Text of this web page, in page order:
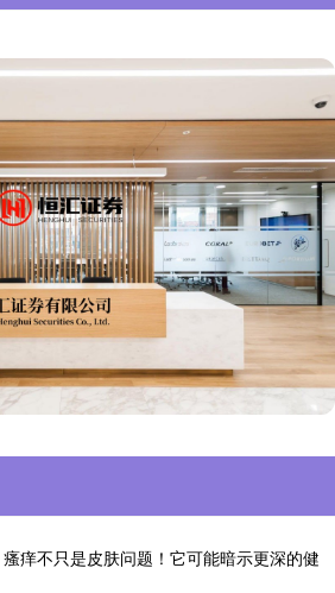
痒不只是皮肤问题！它可能暗示更深的健